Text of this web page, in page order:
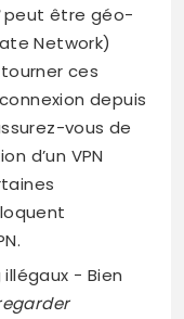
peut être géo-
Network)
ces
depuis
vous de
d’un VPN
− Bien